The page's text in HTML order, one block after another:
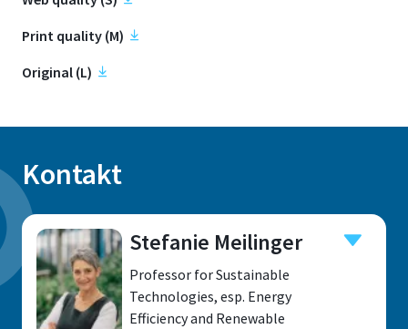
Print quality (M)
Original (L)
Kontakt
Stefanie Meilinger
Professor for Sustainable
Technologies, esp. Energy
Efficiency and Renewable